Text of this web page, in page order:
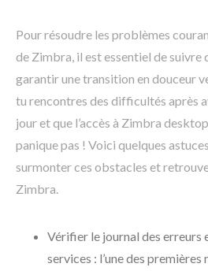
Pour résoudre les problèmes
de Zimbra, il est essentiel de suivre
garantir une transition en douceur
tu rencontres des difficultés après
jour et que l’accès à Zimbra
panique pas ! Voici quelques
surmonter ces obstacles et
Zimbra.
Vérifier le journal des erreurs
services : l’une des